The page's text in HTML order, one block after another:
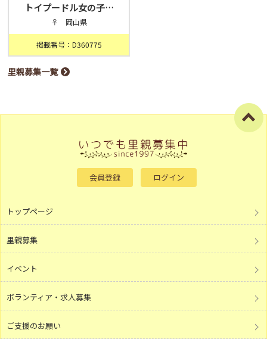
トイプードル女の子…
♀ 岡山県
掲載番号：D360775
里親募集一覧
会員登録 ログイン
トップページ
里親募集
イベント
ボランティア・求人募集
ご支援のお願い